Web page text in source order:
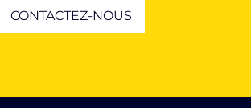
CONTACTEZ-NOUS